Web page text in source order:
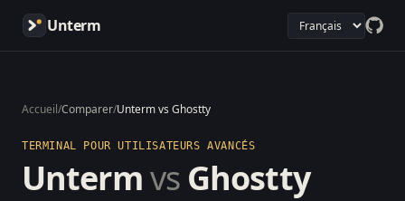
Unterm
Accueil/Comparer/Unterm vs Ghostty
TERMINAL POUR UTILISATEURS AVANCÉS
UntermvsGhostty